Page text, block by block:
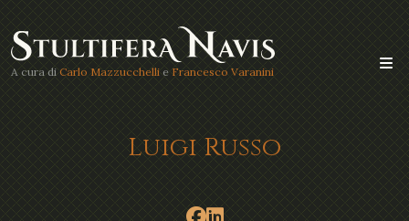
A cura di Carlo Mazzucchelli e Francesco Varanini
Luigi Russo